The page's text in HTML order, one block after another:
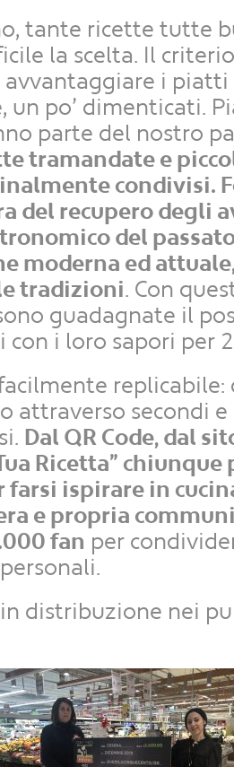
tante ricette tutte
la scelta. Il
i piatti
un po’ dimenticati.
parte del nostro
tramandate e
condivisi.
del recupero degli
del
moderna ed
tradizioni. Con
guadagnate il
con i loro sapori per
attraverso secondi
Dal QR Code, dal
Ricetta”
ispirare in
e propria
fan per
distribuzione nei